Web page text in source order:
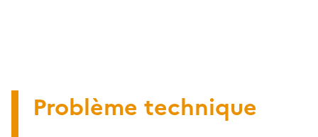
Problème technique